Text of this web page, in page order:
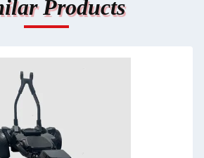
Products